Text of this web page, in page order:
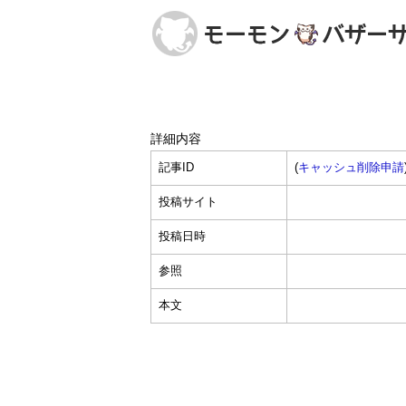
詳細内容
記事ID (キャッシュ削除申請
投稿サイト
投稿日時
参照
本文